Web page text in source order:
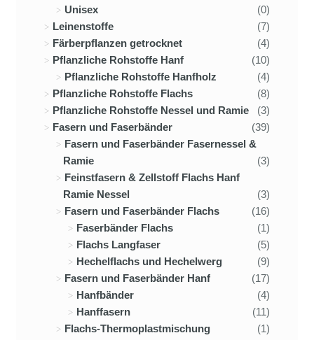
Unisex
(0)
Leinenstoffe
(7)
Färberpflanzen getrocknet
(4)
Pflanzliche Rohstoffe Hanf
(10)
Pflanzliche Rohstoffe Hanfholz
(4)
Pflanzliche Rohstoffe Flachs
(8)
Pflanzliche Rohstoffe Nessel und Ramie
(3)
Fasern und Faserbänder
(39)
Fasern und Faserbänder Fasernessel &
Ramie
(3)
Feinstfasern & Zellstoff Flachs Hanf
Ramie Nessel
(3)
Fasern und Faserbänder Flachs
(16)
Faserbänder Flachs
(1)
Flachs Langfaser
(5)
Hechelflachs und Hechelwerg
(9)
Fasern und Faserbänder Hanf
(17)
Hanfbänder
(4)
Hanffasern
(11)
Flachs-Thermoplastmischung
(1)